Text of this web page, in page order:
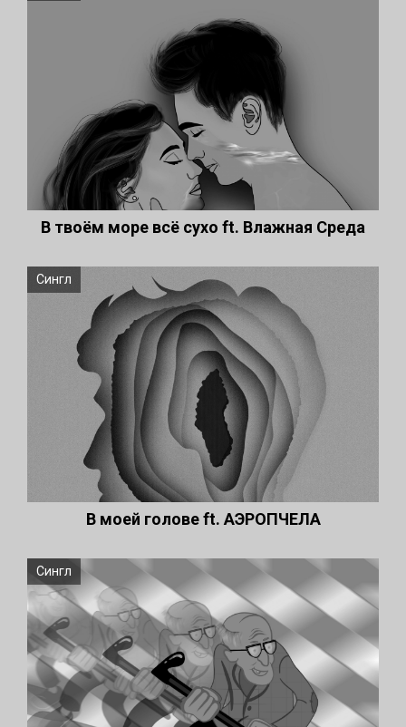
В твоём море всё сухо ft. Влажная Среда
Сингл
В моей голове ft. АЭРОПЧЕЛА
Сингл